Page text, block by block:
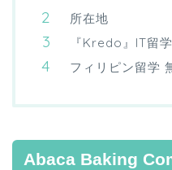
所在地
『Kredo』IT留
フィリピン留学
Abaca Baking